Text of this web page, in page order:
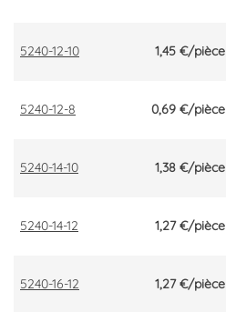
5240-12-10 1,45 €/pièce
5240-12-8 0,69 €/pièce
5240-14-10 1,38 €/pièce
5240-14-12 1,27 €/pièce
5240-16-12 1,27 €/pièce